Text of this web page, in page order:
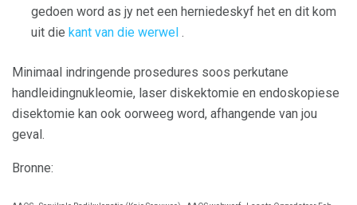
gedoen word as jy net een herniedeskyf het en dit kom
uit die kant van die werwel .
Minimaal indringende prosedures soos perkutane
handleidingnukleomie, laser diskektomie en endoskopiese
disektomie kan ook oorweeg word, afhangende van jou
geval.
Bronne: